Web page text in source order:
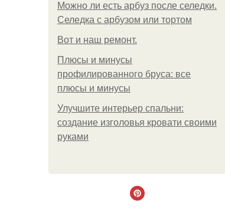
Можно ли есть арбуз после селедки.
Селедка с арбузом или тортом
Boт и наш ремoнт.
Плюсы и минусы
профилированного бруса: все
плюсы и минусы
Улучшите интерьер спальни:
создание изголовья кровати своими
руками